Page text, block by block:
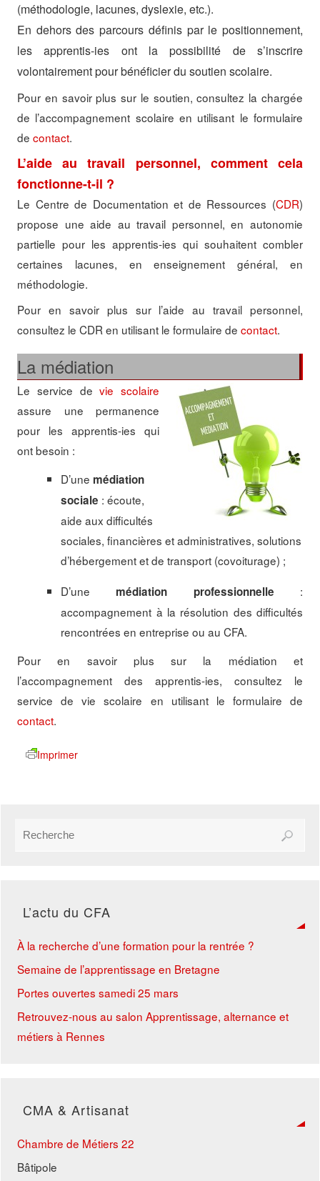
(méthodologie, lacunes, dyslexie, etc.).
En dehors des parcours définis par le positionnement,
les apprentis-ies ont la possibilité de s’inscrire
volontairement pour bénéficier du soutien scolaire.
Pour en savoir plus sur le soutien, consultez la chargée
de l’accompagnement scolaire en utilisant le formulaire
de contact.
L’aide au travail personnel, comment cela
fonctionne-t-il ?
Le Centre de Documentation et de Ressources (CDR)
propose une aide au travail personnel, en autonomie
partielle pour les apprentis-ies qui souhaitent combler
certaines lacunes, en enseignement général, en
méthodologie.
Pour en savoir plus sur l’aide au travail personnel,
consultez le CDR en utilisant le formulaire de contact.
La médiation
Le service devie scolaire
assure une permanence
pour les apprentis-ies qui
ont besoin :
D’une médiation
sociale : écoute,
aide aux difficultés
sociales, financières et administratives, solutions
d’hébergement et de transport (covoiturage) ;
D’une médiation professionnelle :
accompagnement à la résolution des difficultés
rencontrées en entreprise ou au CFA.
Pour en savoir plus sur la médiation et
l’accompagnement des apprentis-ies, consultez le
service de vie scolaire en utilisant le formulaire de
contact.
Imprimer
L’actu du CFA
À la recherche d’une formation pour la rentrée ?
Semaine de l’apprentissage en Bretagne
Portes ouvertes samedi 25 mars
Retrouvez-nous au salon Apprentissage, alternance et
métiers à Rennes
CMA & Artisanat
Chambre de Métiers 22
Bâtipole